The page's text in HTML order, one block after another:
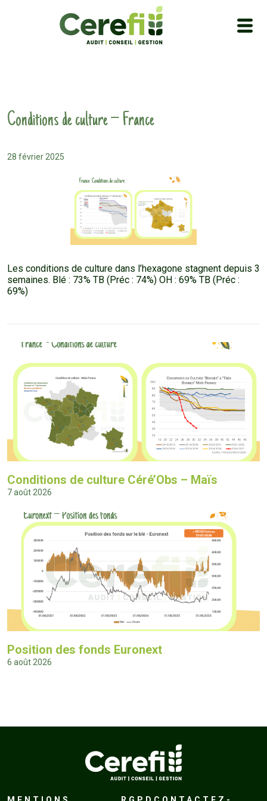
Conditions de culture – France
28 février 2025
Les conditions de culture dans l’hexagone stagnent depuis 3
semaines. Blé : 73% TB (Préc : 74%) OH : 69% TB (Préc :
69%)
Conditions de culture Céré’Obs – Maïs
7 août 2026
Position des fonds Euronext
6 août 2026